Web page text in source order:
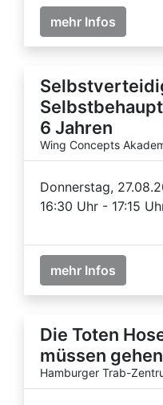
mehr Infos
6 Jahren
Wing Concepts
Donnerstag,
16:30 Uhr - 17:15
mehr Infos
Die Toten
müssen
Hamburger Trab-